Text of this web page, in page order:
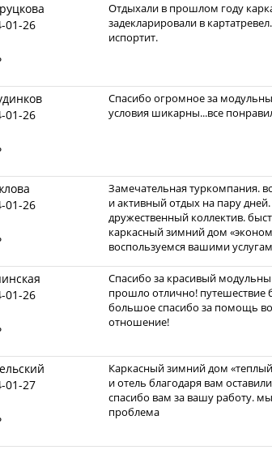
01-26
Отдыхали в прошлом году
задекларировали в
испортит.
01-26
Спасибо огромное за
условия шикарны...все
01-26
Замечательная туркомпания.
и активный отдых на пару
дружественный коллектив.
каркасный зимний дом
воспользуемся вашими
01-26
Спасибо за красивый
прошло отлично! путешествие
большое спасибо за помощь
отношение!
01-27
Каркасный зимний дом
и отель благодаря вам
спасибо вам за вашу работу.
проблема